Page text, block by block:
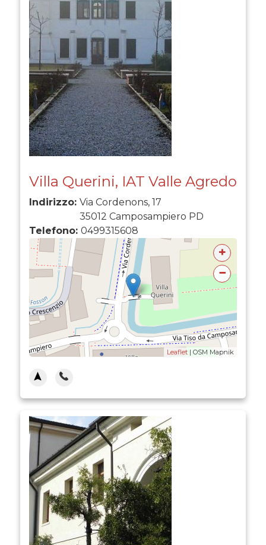
Villa Querini, IAT Valle Agredo
Indirizzo: Via Cordenons, 17
35012 Camposampiero PD
Telefono: 0499315608
+
−
Leaflet | OSM Mapnik